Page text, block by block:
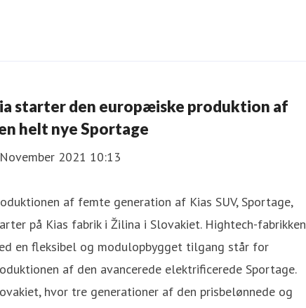
starter den europæiske produktion af
helt nye Sportage
2021 10:13
af femte generation af Kias SUV, Sportage,
på Kias fabrik i Žilina i Slovakiet. Hightech-fabrikken
en fleksibel og modulopbygget tilgang står for
af den avancerede elektrificerede Sportage.
hvor tre generationer af den prisbelønnede og